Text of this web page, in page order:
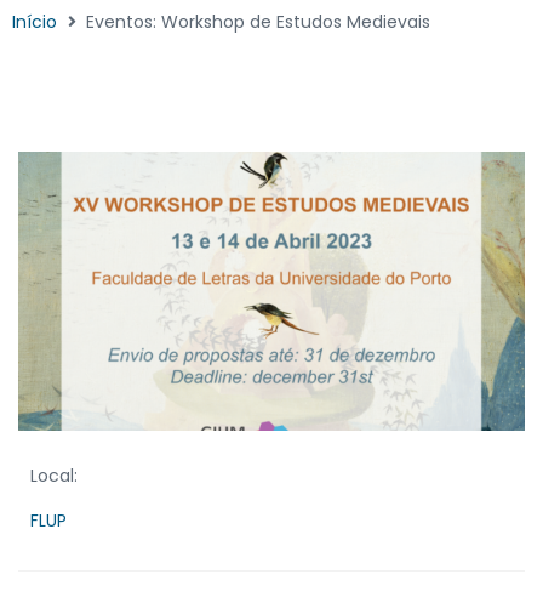
Início Eventos: Workshop de Estudos Medievais
Local:
FLUP